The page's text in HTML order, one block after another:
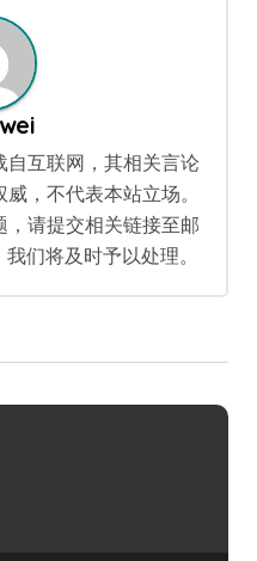
自互联网，其相关言论
，不代表本站立场。
请提交相关链接至邮
们将及时予以处理。